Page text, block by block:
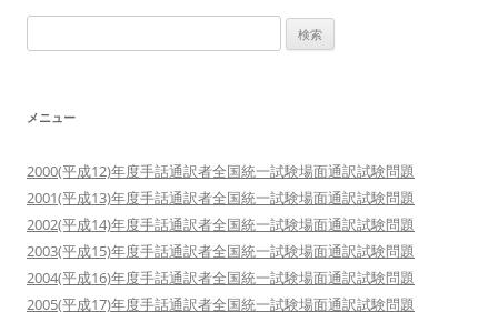
ー
ョ
ン
索:
メニュー
2000(平成12)年度手話通訳者全国統一試験場面通訳試験問題
2001(平成13)年度手話通訳者全国統一試験場面通訳試験問題
2002(平成14)年度手話通訳者全国統一試験場面通訳試験問題
2003(平成15)年度手話通訳者全国統一試験場面通訳試験問題
2004(平成16)年度手話通訳者全国統一試験場面通訳試験問題
2005(平成17)年度手話通訳者全国統一試験場面通訳試験問題